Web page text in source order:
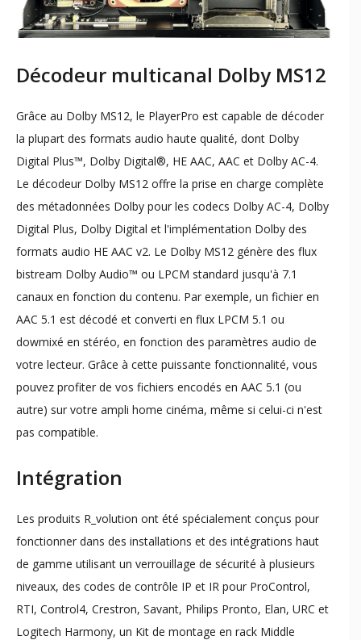
Décodeur multicanal Dolby MS12
Grâce au Dolby MS12, le PlayerPro est capable de décoder
la plupart des formats audio haute qualité, dont Dolby
Digital Plus™, Dolby Digital®, HE AAC, AAC et Dolby AC-4.
Le décodeur Dolby MS12 offre la prise en charge complète
des métadonnées Dolby pour les codecs Dolby AC-4, Dolby
Digital Plus, Dolby Digital et l'implémentation Dolby des
formats audio HE AAC v2. Le Dolby MS12 génère des flux
bistream Dolby Audio™ ou LPCM standard jusqu'à 7.1
canaux en fonction du contenu. Par exemple, un fichier en
AAC 5.1 est décodé et converti en flux LPCM 5.1 ou
dowmixé en stéréo, en fonction des paramètres audio de
votre lecteur. Grâce à cette puissante fonctionnalité, vous
pouvez profiter de vos fichiers encodés en AAC 5.1 (ou
autre) sur votre ampli home cinéma, même si celui-ci n'est
pas compatible.
Intégration
Les produits R_volution ont été spécialement conçus pour
fonctionner dans des installations et des intégrations haut
de gamme utilisant un verrouillage de sécurité à plusieurs
niveaux, des codes de contrôle IP et IR pour ProControl,
RTI, Control4, Crestron, Savant, Philips Pronto, Elan, URC et
Logitech Harmony, un Kit de montage en rack Middle